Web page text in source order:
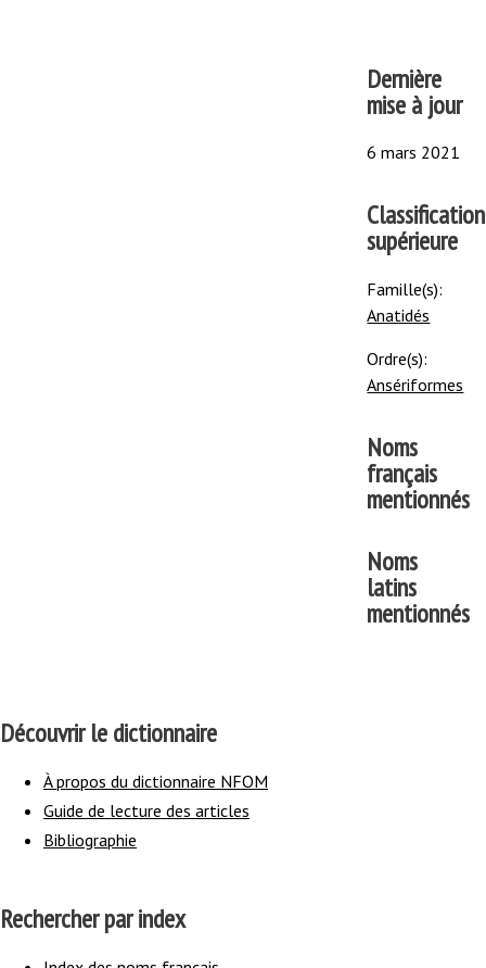
Dernière
mise à jour
6 mars 2021
Classification
supérieure
Famille(s):
Anatidés
Ordre(s):
Ansériformes
Noms
français
mentionnés
Noms
latins
mentionnés
Découvrir le dictionnaire
À propos du dictionnaire NFOM
Guide de lecture des articles
Bibliographie
Rechercher par index